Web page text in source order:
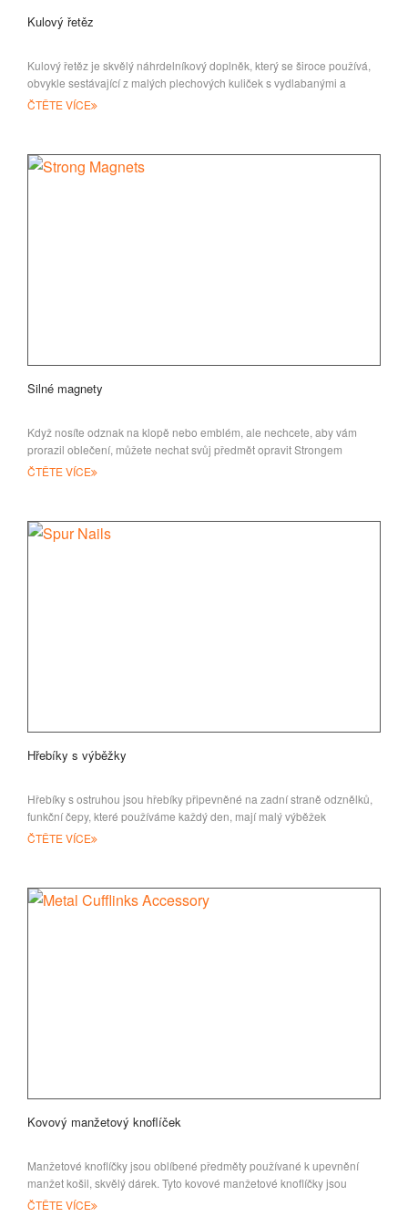
Kulový řetěz
Kulový řetěz je skvělý náhrdelníkový doplněk, který se široce používá,
obvykle sestávající z malých plechových kuliček s vydlabanými a
ČTĚTE VÍCE
Silné magnety
Když nosíte odznak na klopě nebo emblém, ale nechcete, aby vám
prorazil oblečení, můžete nechat svůj předmět opravit Strongem
ČTĚTE VÍCE
Hřebíky s výběžky
Hřebíky s ostruhou jsou hřebíky připevněné na zadní straně odznělků,
funkční čepy, které používáme každý den, mají malý výběžek
ČTĚTE VÍCE
Kovový manžetový knoflíček
Manžetové knoflíčky jsou oblíbené předměty používané k upevnění
manžet košil, skvělý dárek. Tyto kovové manžetové knoflíčky jsou
příslušenstvím
ČTĚTE VÍCE